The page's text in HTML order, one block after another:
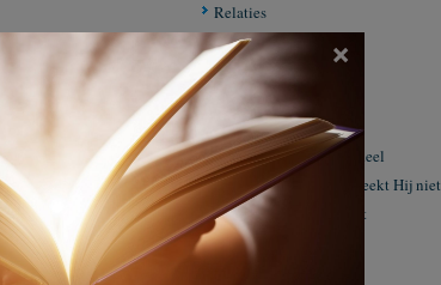
Relaties
Geven
Paulus
Biddag 2021
Uw Liefde overwint
Maria koos het goede deel
Het geknakte riet verbreekt Hij niet
Geleid door Gods Geest
Bid voor elkaar
×